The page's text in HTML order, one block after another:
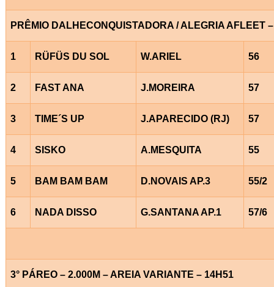
PRÊMIO DALHECONQUISTADORA / ALEGRIA AFLEET
1 RÜFÜS DU SOL W.ARIEL 56
2 FAST ANA J.MOREIRA 57
3 TIME´S UP J.APARECIDO (RJ) 57
4 SISKO A.MESQUITA 55
5 BAM BAM BAM D.NOVAIS AP.3 55/2
6 NADA DISSO G.SANTANA AP.1 57/6
3° PÁREO – 2.000M – AREIA VARIANTE – 14H51